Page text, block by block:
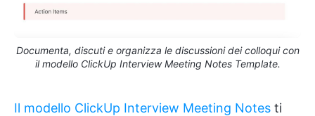
Documenta, discuti e organizza le discussioni dei colloqui con
il modello ClickUp Interview Meeting Notes Template.
Il modello ClickUp Interview Meeting Notes ti